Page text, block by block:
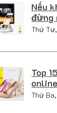
Nếu
đừng
Thứ
Top
Thứ